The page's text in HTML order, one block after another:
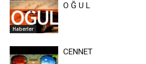
Haberler
O Ğ U L
CENNET